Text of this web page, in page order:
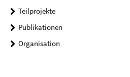
Teilprojekte
Publikationen
Organisation